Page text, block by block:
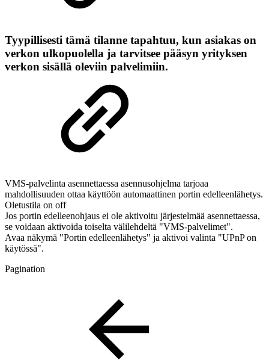
Tyypillisesti tämä tilanne tapahtuu, kun asiakas on
verkon ulkopuolella ja tarvitsee pääsyn yrityksen
verkon sisällä oleviin palvelimiin.
VMS-palvelinta asennettaessa asennusohjelma tarjoaa
mahdollisuuden ottaa käyttöön automaattinen portin edelleenlähetys.
Oletustila on off
Jos portin edelleenohjaus ei ole aktivoitu järjestelmää asennettaessa,
se voidaan aktivoida toiselta välilehdeltä "VMS-palvelimet".
Avaa näkymä "Portin edelleenlähetys" ja aktivoi valinta "UPnP on
käytössä".
Pagination